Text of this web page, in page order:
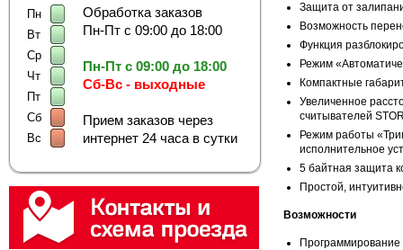
Пн
Вт
Ср
Чт
Пт
Сб
Вс
Обработка заказов
Пн-Пт с 09:00 до 18:00
Пн-Пт с 09:00 до 18:00
Сб-Вс - выходные
Прием заказов через
интернет 24 часа в сутки
Защита от
Возможность
Функция
Режим
Компактные
Увеличенное
считывателей
Режим работы
исполнительное
5 байтная защита
Простой,
Возможности
Программирование